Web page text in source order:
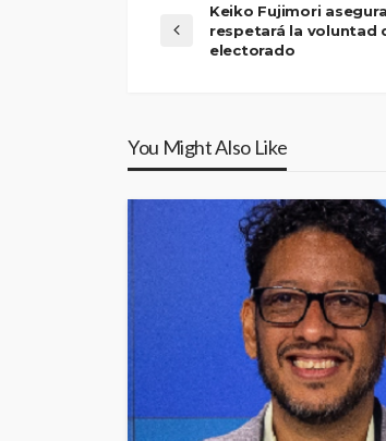
Keiko Fujimori
respetará la voluntad
electorado
You Might Also Like